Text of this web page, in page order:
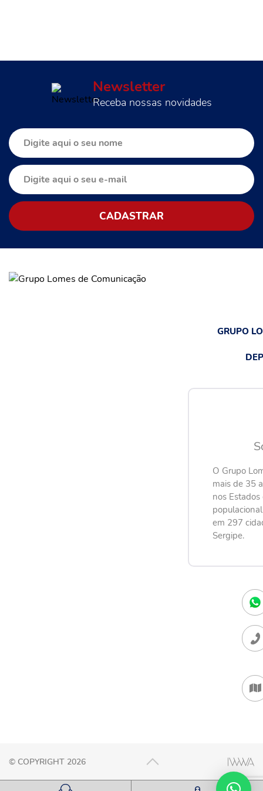
Newsletter
Receba nossas novidades
GRUPO
O Grupo
mais de 35
nos
em 297
Sergipe.
© COPYRIGHT 2026